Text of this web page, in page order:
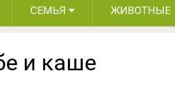
СЕМЬЯ ЖИВОТНЫЕ
и каше